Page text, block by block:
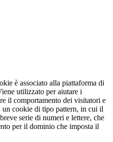
è associato alla piattaforma di
utilizzato per aiutare i
il comportamento dei visitatori e
un cookie di tipo pattern, in cui il
serie di numeri e lettere, che
per il dominio che imposta il